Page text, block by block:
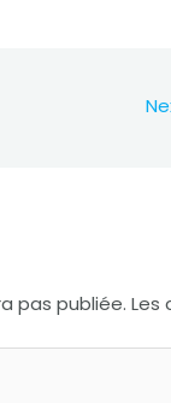
pas publiée. Les